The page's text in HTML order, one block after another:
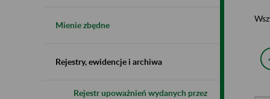
Mienie zbędne
Rejestry, ewidencje i archiwa
Rejestr upoważnień wydanych przez